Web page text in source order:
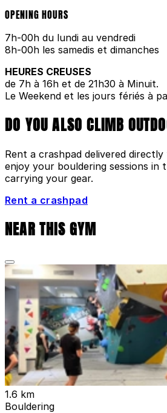
OPENING HOURS
7h-00h du lundi au vendredi
8h-00h les samedis et dimanches
HEURES CREUSES
de 7h à 16h et de 21h30 à Minuit.
Le Weekend et les jours fériés à
DO YOU ALSO CLIMB
Rent a crashpad delivered
enjoy your bouldering sessions
carrying your gear.
Rent a crashpad
NEAR THIS GYM
1.6 km
Bouldering